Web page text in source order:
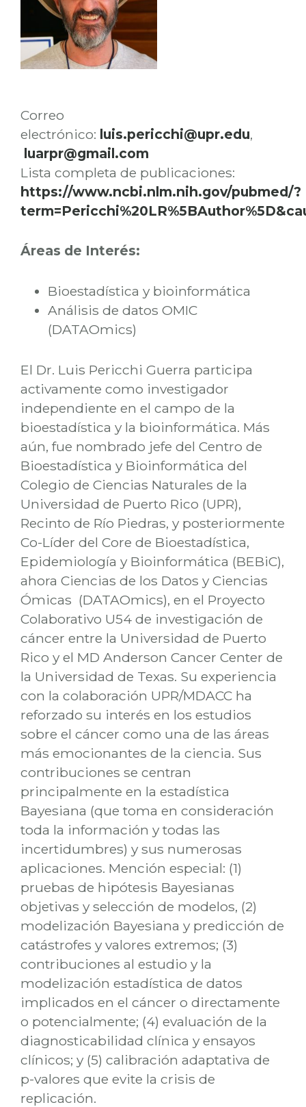
Correo
electrónico: luis.pericchi@upr.edu,
luarpr@gmail.com
Lista completa de publicaciones:
https://www.ncbi.nlm.nih.gov/pubmed/?
Áreas de Interés:
Bioestadística y bioinformática
Análisis de datos OMIC
(DATAOmics)
El Dr. Luis Pericchi Guerra participa
activamente como investigador
independiente en el campo de la
bioestadística y la bioinformática. Más
aún, fue nombrado jefe del Centro de
Bioestadística y Bioinformática del
Colegio de Ciencias Naturales de la
Universidad de Puerto Rico (UPR),
Recinto de Río Piedras, y posteriormente
Co-Líder del Core de Bioestadística,
Epidemiología y Bioinformática (BEBiC),
ahora Ciencias de los Datos y Ciencias
Ómicas (DATAOmics), en el Proyecto
Colaborativo U54 de investigación de
cáncer entre la Universidad de Puerto
Rico y el MD Anderson Cancer Center de
la Universidad de Texas. Su experiencia
con la colaboración UPR/MDACC ha
reforzado su interés en los estudios
sobre el cáncer como una de las áreas
más emocionantes de la ciencia. Sus
contribuciones se centran
principalmente en la estadística
Bayesiana (que toma en consideración
toda la información y todas las
incertidumbres) y sus numerosas
aplicaciones. Mención especial: (1)
pruebas de hipótesis Bayesianas
objetivas y selección de modelos, (2)
modelización Bayesiana y predicción de
catástrofes y valores extremos; (3)
contribuciones al estudio y la
modelización estadística de datos
implicados en el cáncer o directamente
o potencialmente; (4) evaluación de la
diagnosticabilidad clínica y ensayos
clínicos; y (5) calibración adaptativa de
p-valores que evite la crisis de
replicación.